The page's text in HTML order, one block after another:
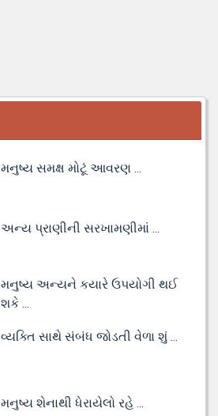
મનુષ્ય સમક્ષ મોટૂં આવરણ ...
અન્ય પ્રાણીની સરખામણીમાં ...
મનુષ્ય અન્યને કયારે ઉપયોગી થઈ
શકે ...
વ્યક્તિ સાથે સંબંધ જોડતી વેળા શું ...
મનુષ્ય શેનાથી ધેરાયેલો રહે ...